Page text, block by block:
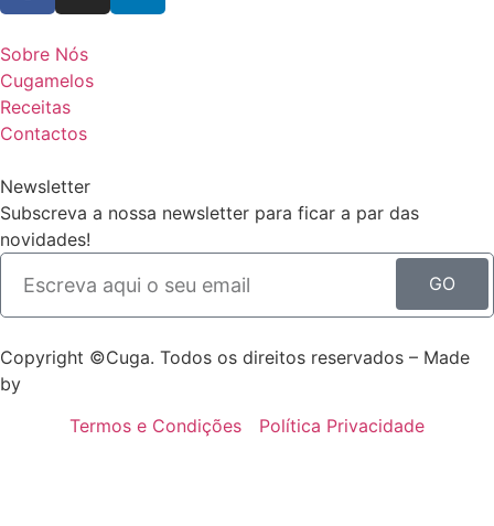
Sobre Nós
Cugamelos
Receitas
Contactos
Newsletter
Subscreva a nossa newsletter para ficar a par das
novidades!
GO
Copyright ©Cuga. Todos os direitos reservados – Made
by
Termos e Condições
Política Privacidade